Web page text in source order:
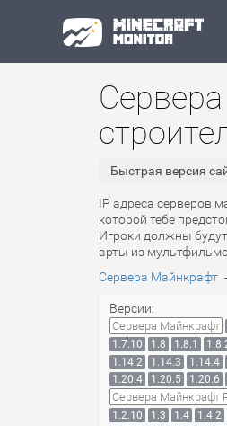
Быстрая версия
IP адреса серверов
которой тебе
Игроки должны
арты из
Сервера Майнкрафт
Версии:
Сервера Майнкрафт
1.7.10
1.8 1.8.1
1.14.2
1.14.3 1.14.4
1.20.4
1.20.5 1.20.6
Сервера Майнкрафт
1.2.10
1.3 1.4 1.4.2